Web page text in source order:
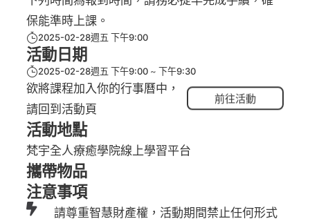
保能準時上課。
2025-02-28週五 下午9:00
活動日期
2025-02-28週五 下午9:00 下午9:30
欲將課程加入你的行事曆中，
請回到活動頁
前往活動
活動地點
梵宇全人療癒學院線上學習平台
攜帶物品
注意事項
請尊重智慧財產權，活動期間禁止任何形式